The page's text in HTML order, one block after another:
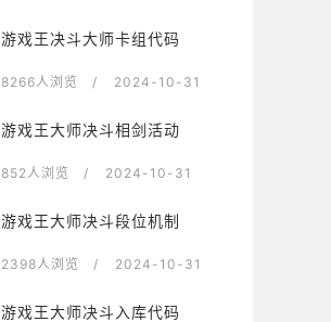
游戏王决斗大师卡组代码
8266人浏览 / 2024-10-31
游戏王大师决斗相剑活动
852人浏览 / 2024-10-31
游戏王大师决斗段位机制
2398人浏览 / 2024-10-31
游戏王大师决斗入库代码